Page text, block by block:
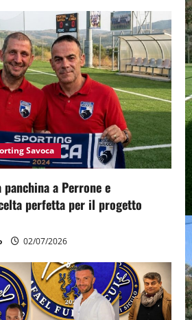
Savoca
a Perrone e
perfetta per il progetto
02/07/2026